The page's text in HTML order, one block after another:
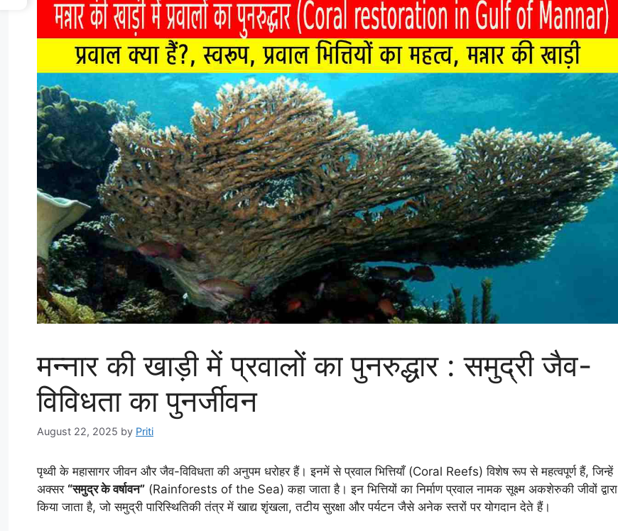
मन्नार की खाड़ी में प्रवालों का पुनरुद्धार : समुद्री जैव-
विविधता का पुनर्जीवन
August 22, 2025 by Priti
पृथ्वी के महासागर जीवन और जैव-विविधता की अनुपम धरोहर हैं। इनमें से प्रवाल भित्तियाँ (Coral Reefs) विशेष रूप से महत्वपूर्ण हैं, जिन्हें
अक्सर “समुद्र के वर्षावन” (Rainforests of the Sea) कहा जाता है। इन भित्तियों का निर्माण प्रवाल नामक सूक्ष्म अकशेरुकी जीवों द्वारा
किया जाता है, जो समुद्री पारिस्थितिकी तंत्र में खाद्य शृंखला, तटीय सुरक्षा और पर्यटन जैसे अनेक स्तरों पर योगदान देते हैं।